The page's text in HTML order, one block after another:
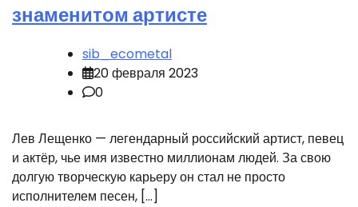
знаменитом артисте
sib_ecometal
20 февраля 2023
0
Лев Лещенко — легендарный российский артист, певец
и актёр, чье имя известно миллионам людей. За свою
долгую творческую карьеру он стал не просто
исполнителем песен, […]